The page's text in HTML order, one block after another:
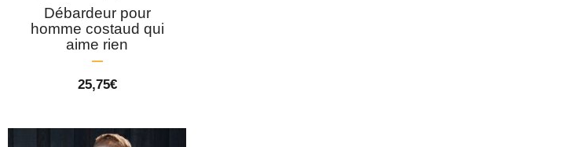
Débardeur pour
homme costaud qui
aime rien
25,75€